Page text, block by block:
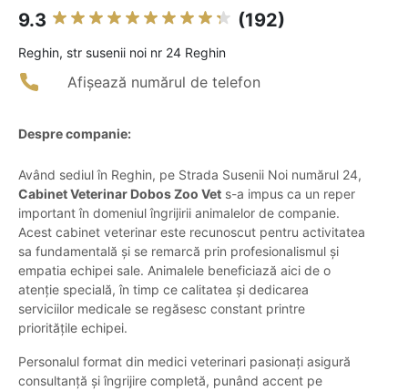
9.3 (192)
Reghin, str susenii noi nr 24 Reghin
Afișează numărul de telefon
Despre companie:
Având sediul în Reghin, pe Strada Susenii Noi numărul 24,
Cabinet Veterinar Dobos Zoo Vet s-a impus ca un reper
important în domeniul îngrijirii animalelor de companie.
Acest cabinet veterinar este recunoscut pentru activitatea
sa fundamentală și se remarcă prin profesionalismul și
empatia echipei sale. Animalele beneficiază aici de o
atenție specială, în timp ce calitatea și dedicarea
serviciilor medicale se regăsesc constant printre
prioritățile echipei.
Personalul format din medici veterinari pasionați asigură
consultanță și îngrijire completă, punând accent pe